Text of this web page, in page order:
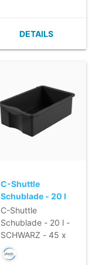
DETAILS
C-Shuttle
Schublade - 20 l
- SCHWARZ - 45
x 29 x 16 cm
C-Shuttle
Schublade - 20 l -
SCHWARZ - 45 x
29 x 16 cm